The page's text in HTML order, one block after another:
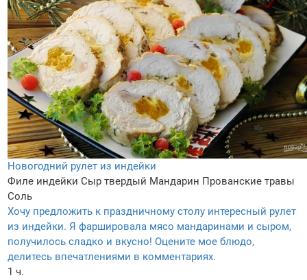
Новогодний рулет из индейки
Филе индейки Сыр твердый Мандарин Прованские травы
Соль
Хочу предложить к праздничному столу интересный рулет
из индейки. Я фаршировала мясо мандаринами и сыром,
получилось сладко и вкусно! Оцените мое блюдо,
делитесь впечатлениями в комментариях.
1 ч.